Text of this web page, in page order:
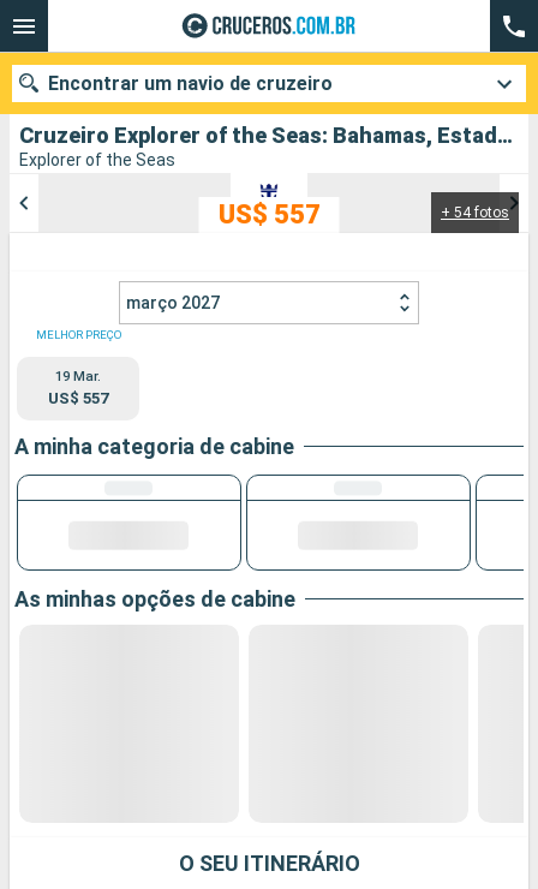
Cruzeiro Explorer of the Seas: Bahamas, Estados Unidos partindo de Porto Canaveral
Explorer of the Seas
+ 54 fotos
US$ 557
março 2027
MELHOR PREÇO
19 Mar.
US$ 557
A minha categoria de cabine
As minhas opções de cabine
O SEU ITINERÁRIO
Encontrar um navio de cruzeiro
Cidades Companhias